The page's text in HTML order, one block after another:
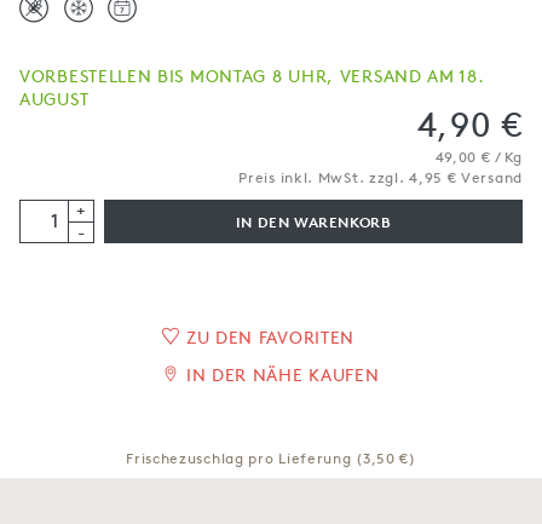
VORBESTELLEN BIS MONTAG 8 UHR, VERSAND AM 18.
AUGUST
4,90 €
49,00 € / Kg
Preis inkl. MwSt. zzgl. 4,95 € Versand
+
-
IN DEN WARENKORB
ZU DEN FAVORITEN
IN DER NÄHE KAUFEN
Frischezuschlag pro Lieferung (3,50 €)